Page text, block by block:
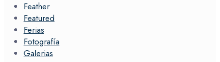
Feather
Featured
Ferias
Fotografía
Galerias